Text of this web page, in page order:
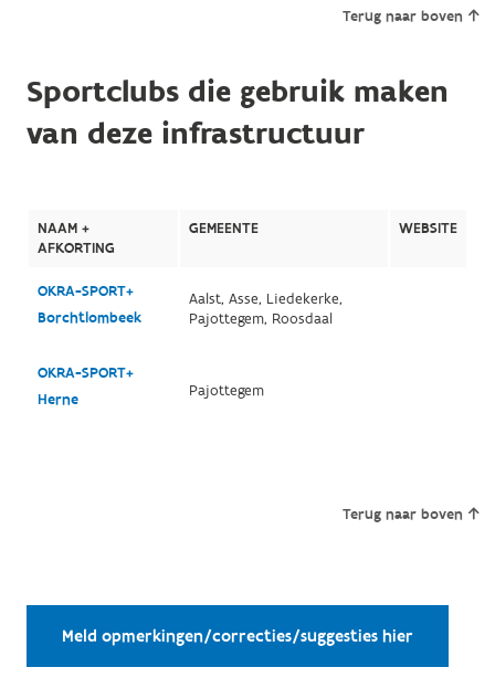
Terug naar boven
Sportclubs die gebruik maken
van deze infrastructuur
NAAM +
AFKORTING
GEMEENTE WEBSITE
OKRA-SPORT+
Borchtlombeek
Aalst, Asse, Liedekerke,
Pajottegem, Roosdaal
OKRA-SPORT+
Herne
Pajottegem
Terug naar boven
Meld opmerkingen/correcties/suggesties hier